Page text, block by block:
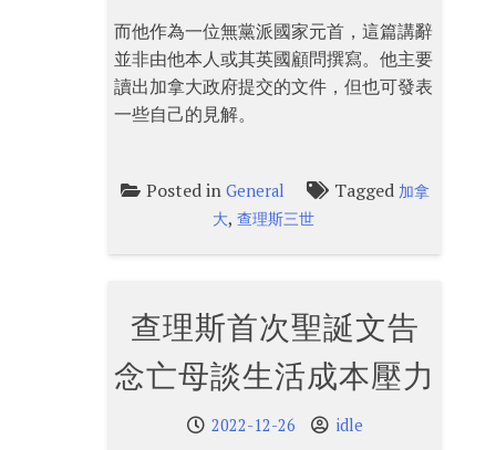
而他作為一位無黨派國家元首，這篇講辭
並非由他本人或其英國顧問撰寫。他主要
讀出加拿大政府提交的文件，但也可發表
一些自己的見解。
Posted in General Tagged 加拿
大,查理斯三世
查理斯首次聖誕文告
念亡母談生活成本壓力
2022-12-26 idle